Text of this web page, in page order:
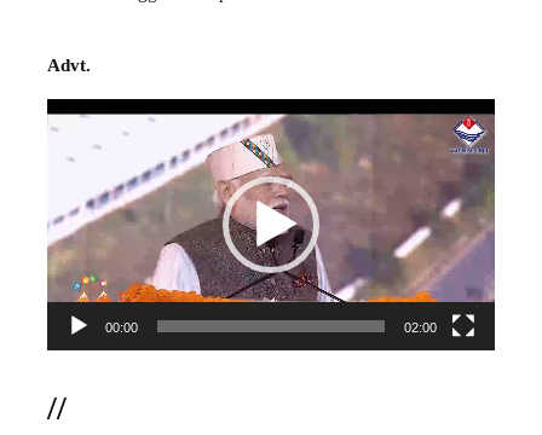
Advt.
Video
00:00 02:00
//